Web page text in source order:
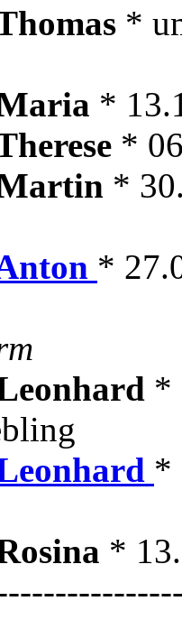
*
*
*
*
*
*
*
*